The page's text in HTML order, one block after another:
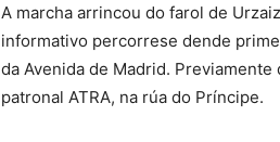
A marcha arrincou do farol de
informativo percorrese dende
da Avenida de Madrid.
patronal ATRA, na rúa do Príncipe.